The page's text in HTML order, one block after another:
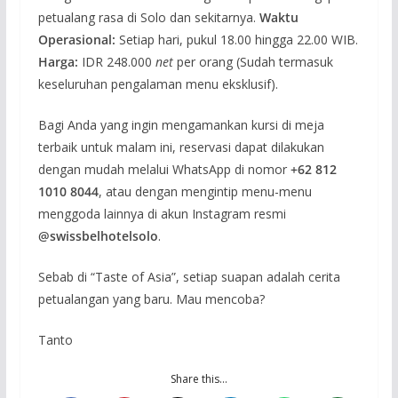
petualang rasa di Solo dan sekitarnya. Waktu
Operasional: Setiap hari, pukul 18.00 hingga 22.00 WIB.
Harga: IDR 248.000 netper orang (Sudah termasuk
keseluruhan pengalaman menu eksklusif).
Bagi Anda yang ingin mengamankan kursi di meja
terbaik untuk malam ini, reservasi dapat dilakukan
dengan mudah melalui WhatsApp di nomor +62 812
1010 8044, atau dengan mengintip menu-menu
menggoda lainnya di akun Instagram resmi
@swissbelhotelsolo.
Sebab di “Taste of Asia”, setiap suapan adalah cerita
petualangan yang baru. Mau mencoba?
Tanto
Share this…